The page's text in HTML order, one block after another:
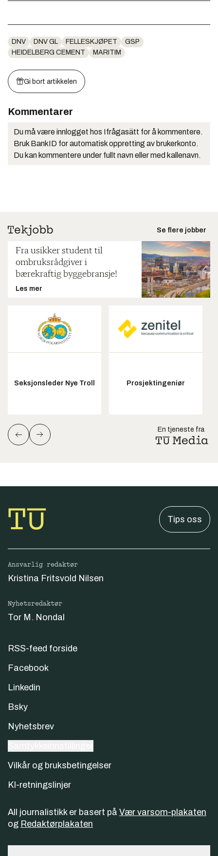
DNV DNV GL FELLESKJØPET
GSP
HEIDELBERG CEMENT
MARITIM
Gi bort artikkelen
Kommentarer
Du må være innlogget hos Ifrågasätt for å kommentere.
Bruk BankID for automatisk oppretting av brukerkonto.
Du kan kommentere under fullt navn eller med kallenavn.
Se flere jobber
Fra usikker student til
ombruksrådgiver i
bærekraftig byggebransje!
Les mer
Seksjonsleder Nye Troll Prosjektingeniør
En tjeneste fra
Tips oss
Ansvarlig redaktør
Kristina Fritsvold Nilsen
Nyhetsredaktør
Tor M. Nondal
RSS-feed forside
Facebook
Linkedin
Bsky
Nyhetsbrev
Vilkår og bruksbetingelser
KI-retningslinjer
All journalistikk er basert på Vær varsom-plakaten
og Redaktørplakaten